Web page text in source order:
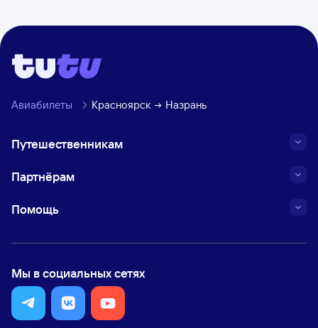
Авиабилеты Красноярск Назрань
Путешественникам
Партнёрам
Помощь
Мы в социальных сетях